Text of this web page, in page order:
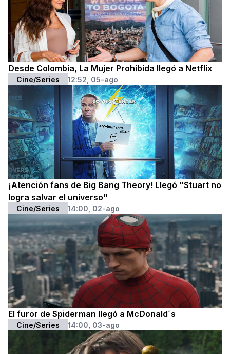
Desde Colombia, La Mujer Prohibida llegó a Netflix
Cine/Series 12:52, 05-ago
¡Atención fans de Big Bang Theory! Llegó "Stuart no
logra salvar el universo"
Cine/Series 14:00, 02-ago
El furor de Spiderman llegó a McDonald´s
Cine/Series 14:00, 03-ago